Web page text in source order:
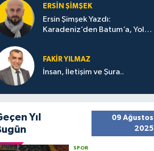
ERSIN ŞIMŞEK
Ersin Şimşek Yazdı:
Karadeniz’den Batum’a, Yolun
FAKIR YILMAZ
İnsan, İletişim ve Şura..
Yıl
09 Ağustos
2025
SPOR